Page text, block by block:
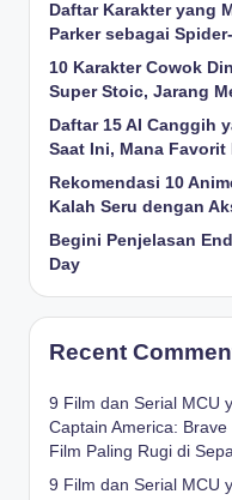
Daftar Karakter yang
Parker sebagai
10 Karakter Cowok
Super Stoic, Jarang
Daftar 15 AI Canggih
Saat Ini, Mana Favorit
Rekomendasi 10
Kalah Seru dengan
Begini Penjelasan
Day
Recent
9 Film dan Serial MCU
Captain America:
Film Paling Rugi di
9 Film dan Serial MCU